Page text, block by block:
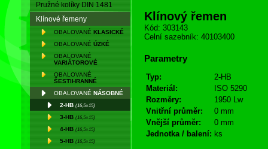
Pružné kolíky DIN 1481
Klínové řemeny
OBALOVANÉ KLASICKÉ
OBALOVANÉ ÚZKÉ
OBALOVANÉ
VARIÁTOROVÉ
OBALOVANÉ
ŠESTIHRANNÉ
OBALOVANÉ NÁSOBNÉ
2-HB (16,5×15)
3-HB (16,5×15)
4-HB (16,5×15)
5-HB (16,5×15)
Klínový řemen
Kód: 303143
Celní sazebník: 40103400
Parametry
Typ:
2-HB
Materiál:
ISO 5290
Rozměry:
1950 Lw
Vnitřní průměr:
0 mm
Vnější průměr:
0 mm
Jednotka / balení: ks